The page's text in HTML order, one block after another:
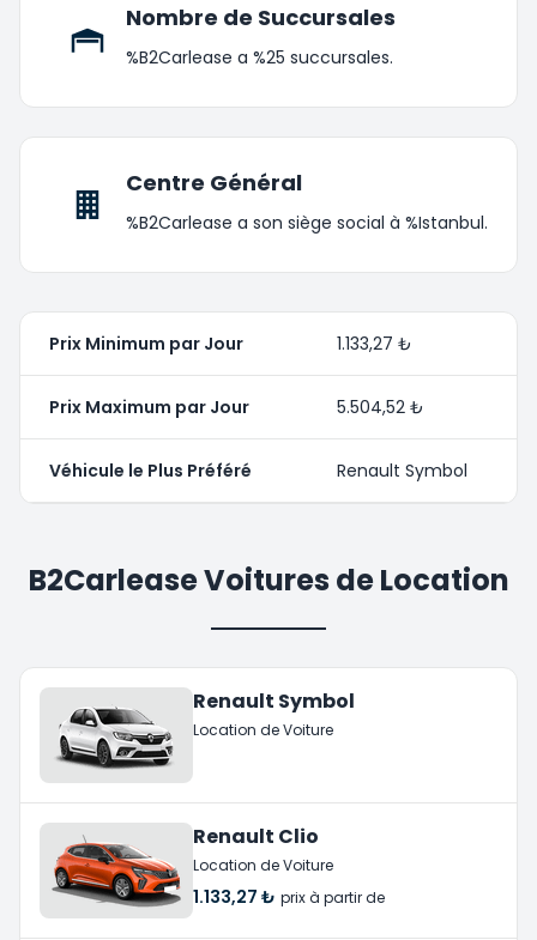
Nombre de Succursales
%B2Carlease a %25 succursales.
Centre Général
%B2Carlease a son siège social à %Istanbul.
Prix Minimum par Jour 1.133,27 ₺
Prix Maximum par Jour 5.504,52 ₺
Véhicule le Plus Préféré Renault Symbol
B2Carlease Voitures de Location
Renault Symbol
Location de Voiture
Renault Clio
Location de Voiture
1.133,27 ₺ prix à partir de